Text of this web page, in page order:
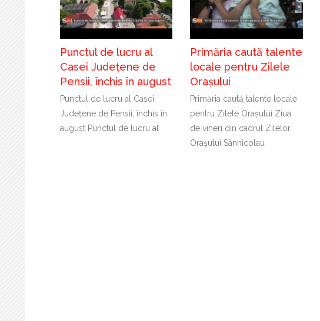
Punctul de lucru al
Casei Județene de
Pensii, închis în august
Punctul de lucru al Casei
Județene de Pensii, închis în
august Punctul de lucru al
Primăria caută talente
locale pentru Zilele
Orașului
Primăria caută talente locale
pentru Zilele Orașului Ziua
de vineri din cadrul Zilelor
Orașului Sânnicolau